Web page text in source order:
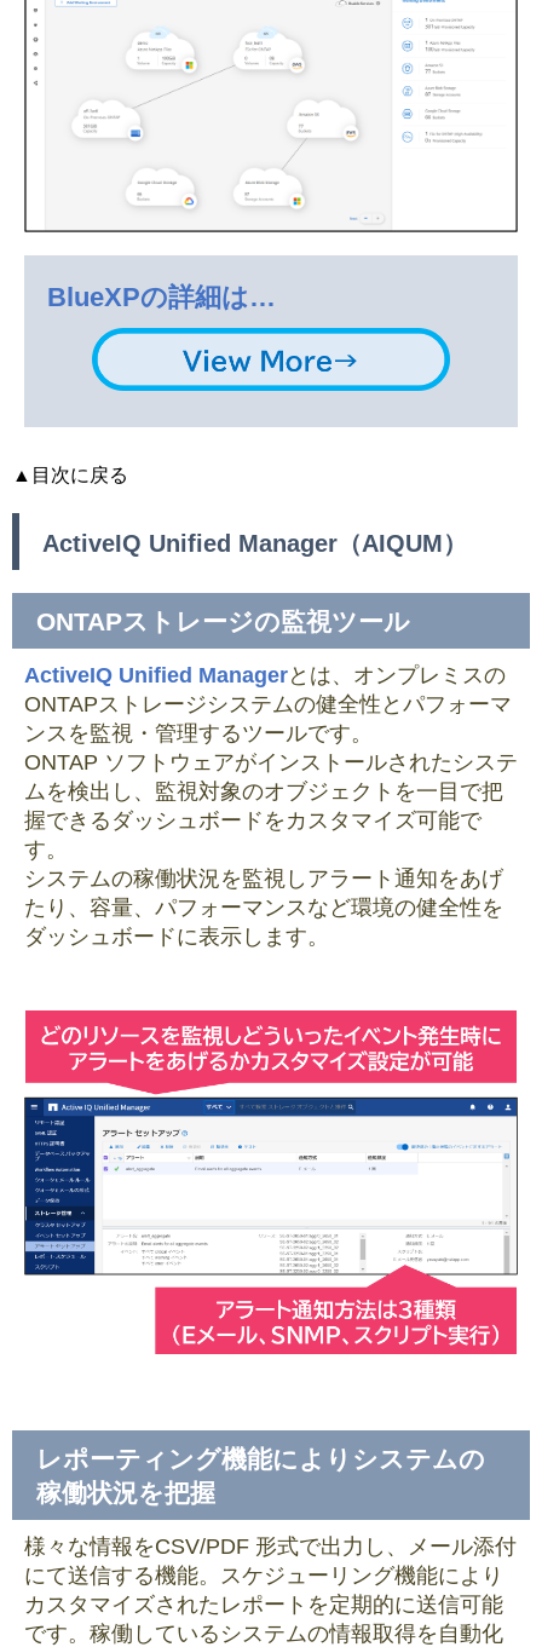
BlueXPの詳細は…
▲目次に戻る
ActiveIQ Unified Manager（AIQUM）
ONTAPストレージの監視ツール
ActiveIQ Unified Managerとは、オンプレミスの
ONTAPストレージシステムの健全性とパフォーマ
ンスを監視・管理するツールです。
ONTAP ソフトウェアがインストールされたシステ
ムを検出し、監視対象のオブジェクトを一目で把
握できるダッシュボードをカスタマイズ可能で
す。
システムの稼働状況を監視しアラート通知をあげ
たり、容量、パフォーマンスなど環境の健全性を
ダッシュボードに表示します。
レポーティング機能によりシステムの
稼働状況を把握
様々な情報をCSV/PDF 形式で出力し、メール添付
にて送信する機能。スケジューリング機能により
カスタマイズされたレポートを定期的に送信可能
です。稼働しているシステムの情報取得を自動化